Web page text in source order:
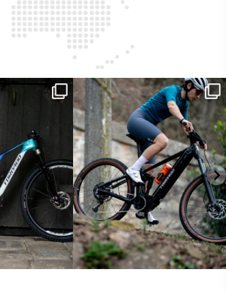
per offrire
Ieri erano distanze. Oggi con Xanto S
sono...
25 0